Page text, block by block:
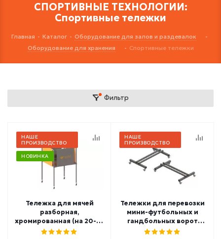
СПОРТИВНЫЕ ТЕХНОЛОГИИ:
Спортивные тележки
Главная - Каталог - Оборудование для залов и раздевалок
-
Оборудование для хранения
- Спортивные тележки
Фильтр
НАШЕ
ПРОИЗВОДСТВО
НОВИНКА
Тележка для мячей
разборная,
хромированная (на 20-25
шт.) СТД-18
НАШЕ
ПРОИЗВОДСТВО
Тележки для перевозки
мини-футбольных и
гандбольных ворот
СТ-239